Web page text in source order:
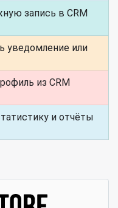
запись в CRM
уведомление или
из CRM
и отчёты